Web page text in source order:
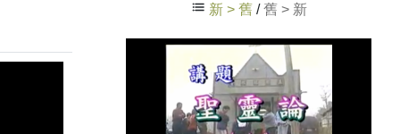
新 > 舊/舊 > 新